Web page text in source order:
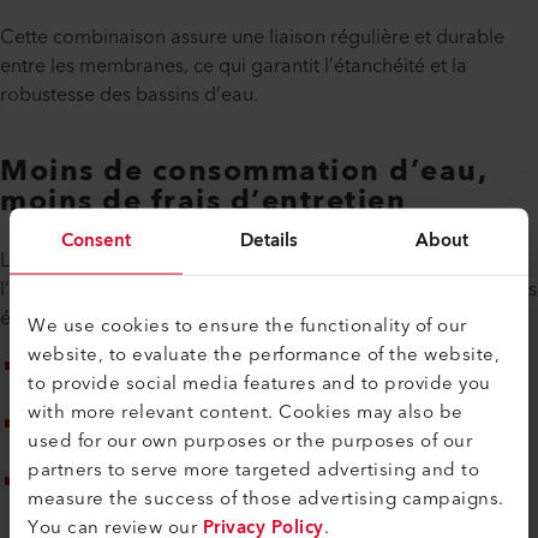
Consent Details About
We use cookies to ensure the functionality of our
website, to evaluate the performance of the website,
to provide social media features and to provide you
with more relevant content. Cookies may also be
used for our own purposes or the purposes of our
partners to serve more targeted advertising and to
measure the success of those advertising campaigns.
You can review ourPrivacy Policy.
Cette combinaison assure une liaison régulière et durable
entre les membranes, ce qui garantit l’étanchéité et la
robustesse des bassins d’eau.
Moins de consommation d’eau,
moins de frais d’entretien
L’utilisation de membranes en PEHD combinée à
l’équipement de soudage Leister offre des avantages à la fois
économiques et environnementaux.
Moins de fuitesLa réduction des pertes d’eau se traduit
par une diminution de la consommation et des coûts.
Entretien minimalLes joints de soudure résistants
permettent de réduire les coûts de réparation.
Un équilibre environnemental optimisél’exploitation
contribue activement à la protection de l’environnement